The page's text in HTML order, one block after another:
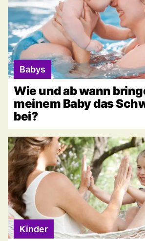
Babys
Wie und ab wann
meinem Baby das
bei?
Kinder